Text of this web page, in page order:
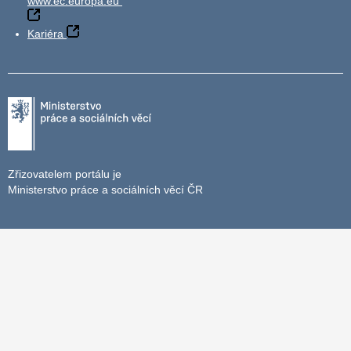
Kariéra
Zřizovatelem portálu je
Ministerstvo práce a sociálních věcí ČR